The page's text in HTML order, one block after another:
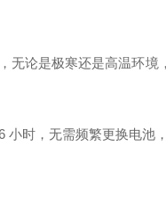
论是极寒还是高温环境
时，无需频繁更换电池